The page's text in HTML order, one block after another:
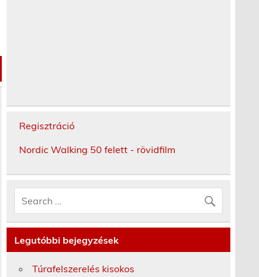
Regisztráció
Nordic Walking 50 felett - rövidfilm
Legutóbbi bejegyzések
Túrafelszerelés kisokos